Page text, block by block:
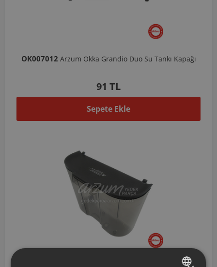
OK007012 Arzum Okka Grandio Duo Su Tankı Kapağı
91 TL
Sepete Ekle